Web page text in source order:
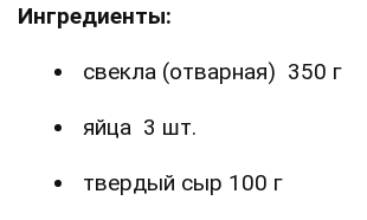
Ингредиенты:
свекла (отварная) 350 г
яйца 3 шт.
твердый сыр 100 г